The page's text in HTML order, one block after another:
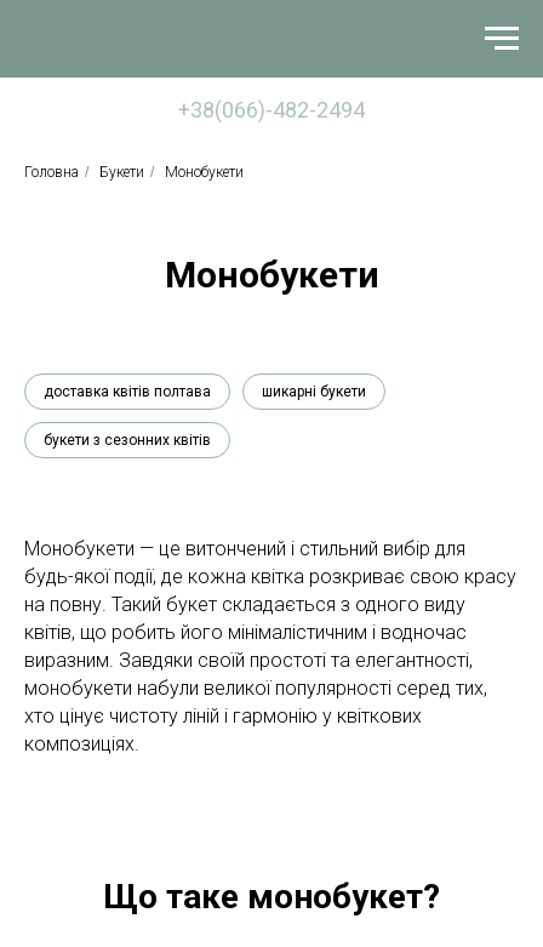
+38(066)-482-2494
Головна / Букети / Монобукети
Монобукети
доставка квітів полтава шикарні букети
букети з сезонних квітів
Монобукети — це витончений і стильний вибір для
будь-якої події, де кожна квітка розкриває свою красу
на повну. Такий букет складається з одного виду
квітів, що робить його мінімалістичним і водночас
виразним. Завдяки своїй простоті та елегантності,
монобукети набули великої популярності серед тих,
хто цінує чистоту ліній і гармонію у квіткових
композиціях.
Що таке монобукет?